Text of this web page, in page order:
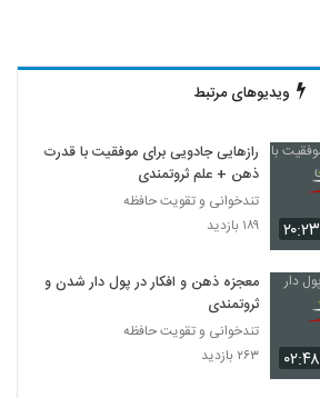
ویدیوهای مرتبط
۲۰:۲۳
رازهایی جادویی برای موفقیت با قدرت
ذهن + علم ثروتمندی
تندخوانی و تقویت حافظه
۱۸۹ بازدید
۰۲:۴۸
معجزه ذهن و افکار در پول دار شدن و
ثروتمندی
تندخوانی و تقویت حافظه
۲۶۳ بازدید